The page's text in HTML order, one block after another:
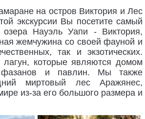
на остров Виктория и Лес
экскурсии Вы посетите самый
озера Науэль Уапи - Виктория,
жемчужина со своей фауной и
так и экзотических.
лагун, которые являются домом
и павлин. Мы также
миртовый лес Аражянес,
из-за его большого размера и